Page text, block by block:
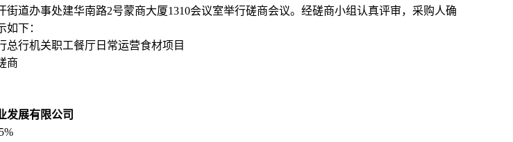
街道办事处建华南路2号蒙商大厦1310会议室举行磋商会议。经磋商小组认真评审，采购人确
下：
总行机关职工餐厅日常运营食材项目
商
发展有限公司